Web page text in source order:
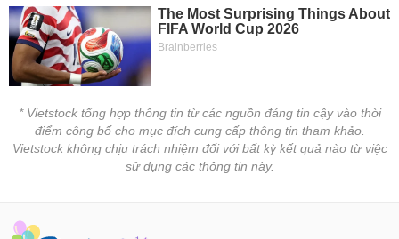
* Vietstock tổng hợp thông tin từ các nguồn đáng tin cậy vào thời
điểm công bố cho mục đích cung cấp thông tin tham khảo.
Vietstock không chịu trách nhiệm đối với bất kỳ kết quả nào từ việc
sử dụng các thông tin này.
Truyền
thông
tài
chính
chính